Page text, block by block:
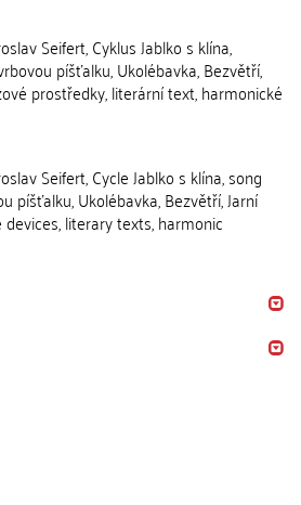
Seifert, Cyklus Jablko s klína,
píšťalku, Ukolébavka, Bezvětří,
prostředky, literární text, harmonické
Seifert, Cycle Jablko s klína, song
píšťalku, Ukolébavka, Bezvětří, Jarní
literary texts, harmonic